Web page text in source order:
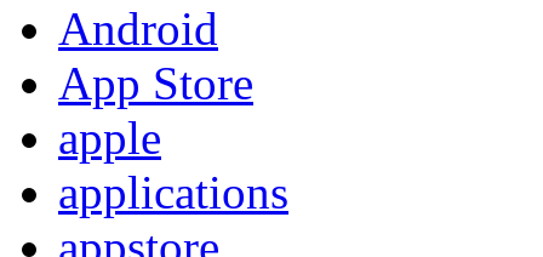
Android
App Store
apple
applications
appstore